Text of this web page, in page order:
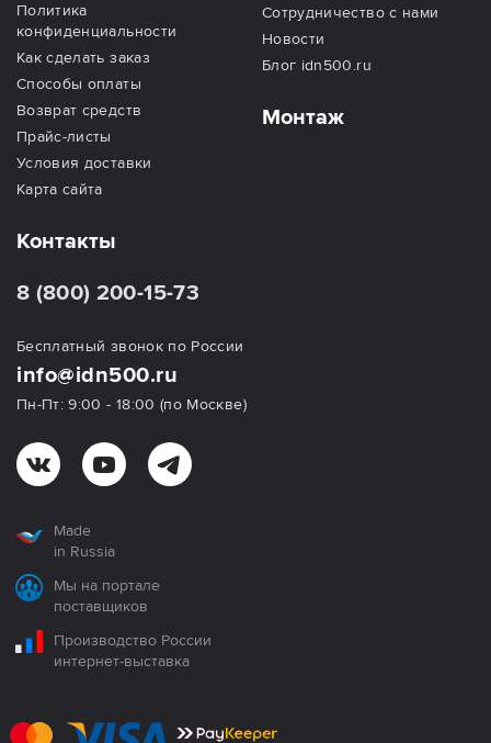
Политика
конфиденциальности
Как сделать заказ
Способы оплаты
Возврат средств
Прайс-листы
Условия доставки
Карта сайта
Сотрудничество с нами
Новости
Блог idn500.ru
Монтаж
Контакты
8 (800) 200-15-73
Бесплатный звонок по России
info@idn500.ru
Пн-Пт: 9:00 - 18:00 (по Москве)
Made
in Russia
Мы на портале
поставщиков
Производство России
интернет-выставка